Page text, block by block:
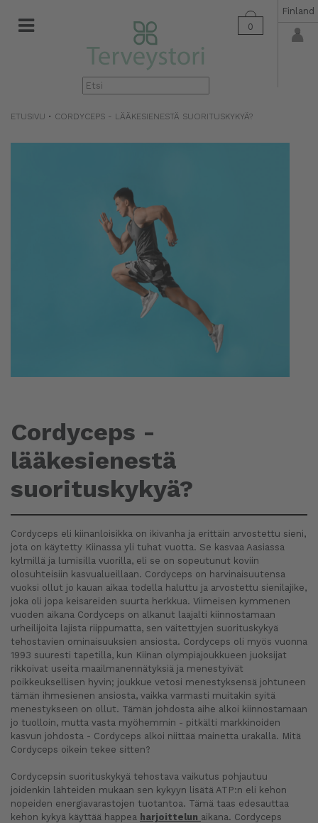
0
Finland
▼
ETUSIVU • CORDYCEPS - LÄÄKESIENESTÄ SUORITUSKYKYÄ?
Cordyceps -
lääkesienestä
suorituskykyä?
Cordyceps eli kiinanloisikka on ikivanha ja erittäin arvostettu sieni,
jota on käytetty Kiinassa yli tuhat vuotta. Se kasvaa Aasiassa
kylmillä ja lumisilla vuorilla, eli se on sopeutunut koviin
olosuhteisiin kasvualueillaan. Cordyceps on harvinaisuutensa
vuoksi ollut jo kauan aikaa todella haluttu ja arvostettu sienilajike,
joka oli jopa keisareiden suurta herkkua. Viimeisen kymmenen
vuoden aikana Cordyceps on alkanut laajalti kiinnostamaan
urheilijoita lajista riippumatta, sen väitettyjen suorituskykyä
tehostavien ominaisuuksien ansiosta. Cordyceps oli myös vuonna
1993 suuresti tapetilla, kun Kiinan olympiajoukkueen juoksijat
rikkoivat useita maailmanennätyksiä ja menestyivät
poikkeuksellisen hyvin; joukkue vetosi menestyksensä johtuneen
tämän ihmesienen ansiosta, vaikka varmasti muitakin syitä
menestykseen on ollut. Tämän johdosta aihe alkoi kiinnostamaan
jo tuolloin, mutta vasta myöhemmin - pitkälti markkinoiden
kasvun johdosta - Cordyceps alkoi niittää mainetta urakalla. Mitä
Cordyceps oikein tekee sitten?
Cordycepsin suorituskykyä tehostava vaikutus pohjautuu
joidenkin lähteiden mukaan sen kykyyn lisätä ATP:n eli kehon
nopeiden energiavarastojen tuotantoa. Tämä taas edesauttaa
kehon kykyä käyttää happea harjoittelun aikana. Cordyceps